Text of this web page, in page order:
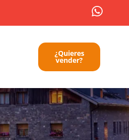
¿Quieres
vender?